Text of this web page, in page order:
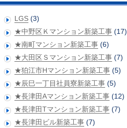
LGS (3)
★中野区Ｋマンション新築工事 (17)
★南町マンション新築工事 (6)
★大田区Ｓマンション新築工事 (7)
★狛江市Hマンション新築工事 (5)
★辰巳一丁目社員寮新築工事 (5)
★長津田Aマンション新築工事 (12)
★長津田Tマンション新築工事 (7)
★長津田ビル新築工事 (7)